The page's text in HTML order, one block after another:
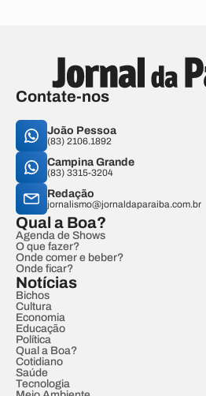
Contate-nos
João Pessoa
(83) 2106.1892
Campina Grande
(83) 3315-3204
Redação
jornalismo@jornaldaparaiba.com.br
Qual a Boa?
Agenda de Shows
O que fazer?
Onde comer e beber?
Onde ficar?
Notícias
Bichos
Cultura
Economia
Educação
Política
Qual a Boa?
Cotidiano
Saúde
Tecnologia